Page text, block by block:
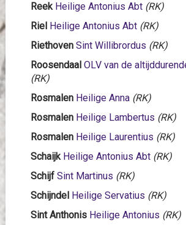
Reek Heilige Antonius Abt (RK)
Riel Heilige Antonius Abt (RK)
Riethoven Sint Willibrordus (RK)
Roosendaal OLV van de
(RK)
Rosmalen Heilige Anna (RK)
Rosmalen Heilige Lambertus (RK)
Rosmalen Heilige Laurentius (RK)
Schaijk Heilige Antonius Abt(RK)
Schijf Sint Martinus (RK)
Schijndel Heilige Servatius (RK)
Sint Anthonis Heilige Antonius (RK)